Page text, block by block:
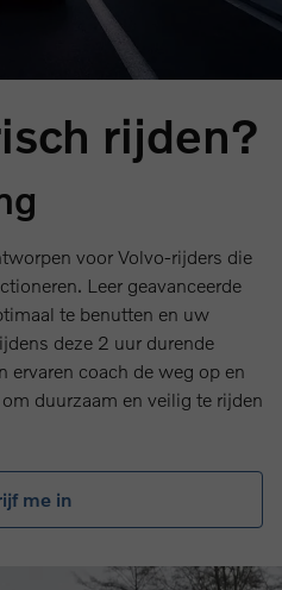
rijden?
voor Volvo-rijders die
Leer geavanceerde
te benutten en uw
deze 2 uur durende
ervaren coach de weg op en
duurzaam en veilig te rijden
me in